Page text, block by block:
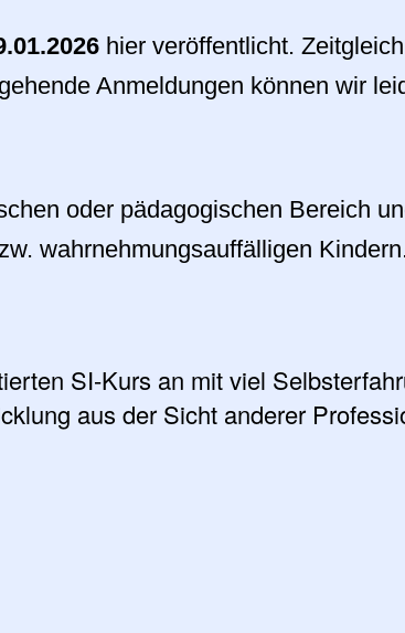
hier veröffentlicht.
Anmeldungen können wir
oder pädagogischen Bereich
wahrnehmungsauffälligen
SI-Kurs an mit viel
aus der Sicht anderer